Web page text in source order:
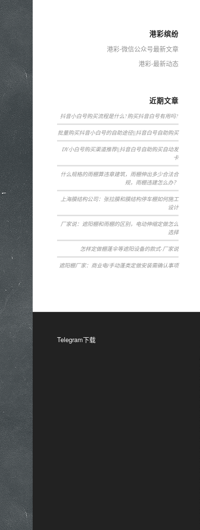
港彩缤纷
港彩-微信公众号最新文章
港彩-最新动态
近期文章
抖音小白号购买流程是什么?购买抖音白号有用吗?
批量购买抖音小白号的自助途径||抖音白号自助购买
DY小白号购买渠道推荐||抖音白号自助购买自动发
卡
什么规格的雨棚算违章建筑，雨棚伸出多少合法合
规，雨棚违建怎么办？
上海膜结构公司：张拉膜和膜结构停车棚如何施工
设计
厂家说：遮阳棚和雨棚的区别，电动伸缩定做怎么
选择
怎样定做棚蓬伞等遮阳设备的款式-厂家说
遮阳棚厂家：商业电/手动蓬类定做安装需确认事项
Telegram下载